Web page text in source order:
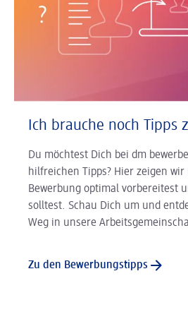
Ich brauche noch Tipps
Du möchtest Dich bei dm
hilfreichen Tipps? Hier zeigen wir
Bewerbung optimal vorbereitest
solltest. Schau Dich um und
Weg in unsere
Zu den Bewerbungstipps